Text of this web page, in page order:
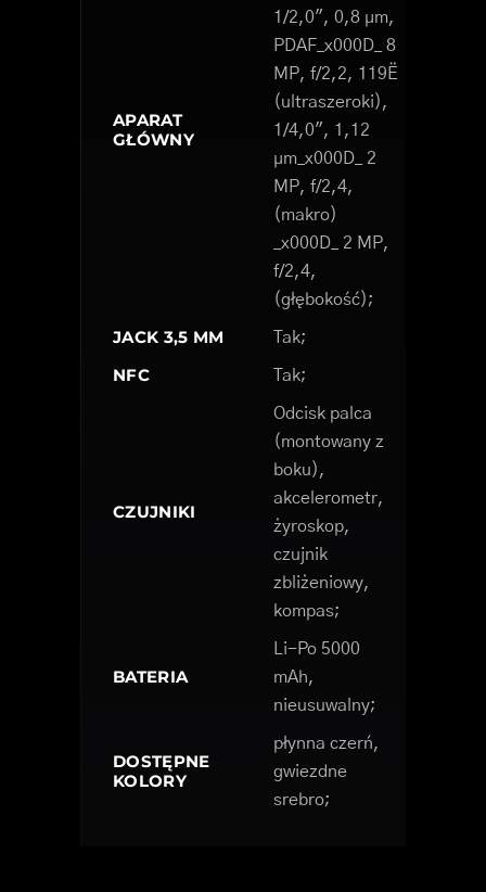
APARAT
GŁÓWNY
1/2,0", 0,8 µm,
PDAF_x000D_ 8
MP, f/2,2, 119Ë
(ultraszeroki),
1/4,0", 1,12
µm_x000D_ 2
MP, f/2,4,
(makro)
_x000D_ 2 MP,
f/2,4,
(głębokość);
JACK 3,5 MM Tak;
NFC Tak;
CZUJNIKI
Odcisk palca
(montowany z
boku),
akcelerometr,
żyroskop,
czujnik
zbliżeniowy,
kompas;
BATERIA
Li-Po 5000
mAh,
nieusuwalny;
DOSTĘPNE
KOLORY
płynna czerń,
gwiezdne
srebro;